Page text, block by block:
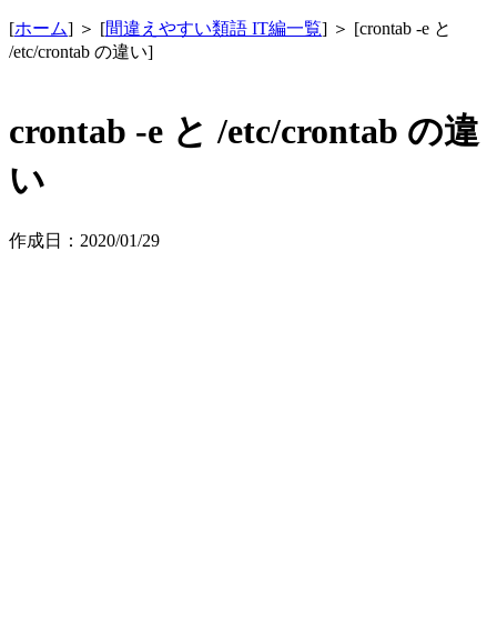
[ホーム] ＞ [間違えやすい類語 IT編一覧] ＞ [crontab -e と
/etc/crontab の違い]
crontab -e と /etc/crontab の違
い
作成日：2020/01/29